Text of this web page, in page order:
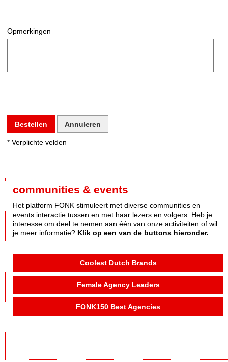
Opmerkingen
Bestellen Annuleren
* Verplichte velden
communities & events
Het platform FONK stimuleert met diverse communities en
events interactie tussen en met haar lezers en volgers. Heb je
interesse om deel te nemen aan één van onze activiteiten of wil
je meer informatie? Klik op een van de buttons hieronder.
Coolest Dutch Brands
Female Agency Leaders
FONK150 Best Agencies